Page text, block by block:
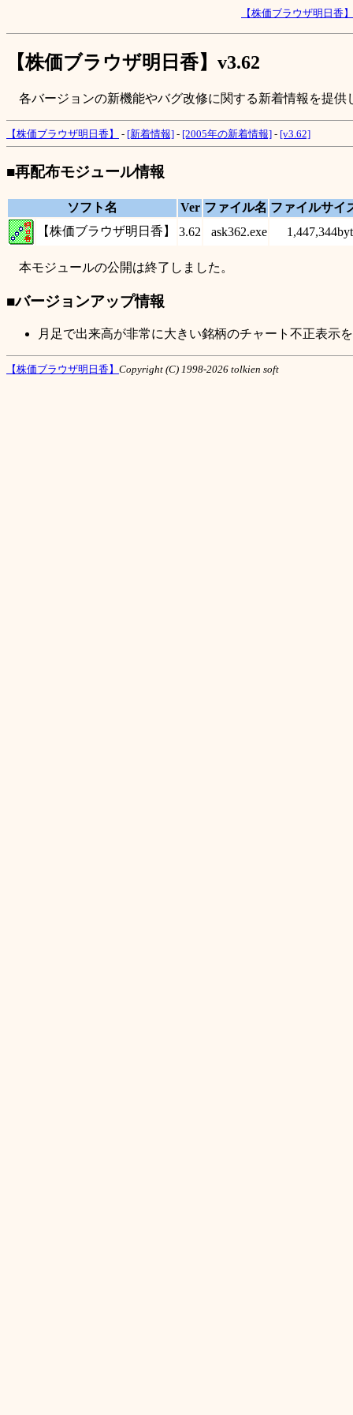
【株価ブラウザ明日香】
【株価ブラウザ明日香】v3.62
各バージョンの新機能やバグ改修に関する新着情報を提供
【株価ブラウザ明日香】 - [新着情報] - [2005年の新着情報] - [v3.62]
■再配布モジュール情報
ソフト名 Ver ファイル名 ファイルサイ
【株価ブラウザ明日香】
3.62 ask362.exe
本モジュールの公開は終了しました。
■バージョンアップ情報
月足で出来高が非常に大きい銘柄のチャート不正表示
【株価ブラウザ明日香】 Copyright (C) 1998-2026 tolkien soft